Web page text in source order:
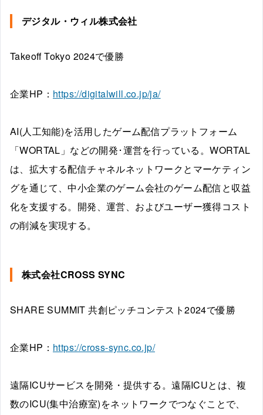
デジタル・ウィル株式会社
Takeoff Tokyo 2024で優勝
企業HP： https://digitalwill.co.jp/ja/
AI(人工知能)を活用したゲーム配信プラットフォーム
「WORTAL」などの開発･運営を行っている。WORTAL
は、拡大する配信チャネルネットワークとマーケティン
グを通じて、中小企業のゲーム会社のゲーム配信と収益
化を支援する。開発、運営、およびユーザー獲得コスト
の削減を実現する。
株式会社CROSS SYNC
SHARE SUMMIT 共創ピッチコンテスト2024で優勝
企業HP： https://cross-sync.co.jp/
遠隔ICUサービスを開発・提供する。遠隔ICUとは、複
数のICU(集中治療室)をネットワークでつなぐことで、